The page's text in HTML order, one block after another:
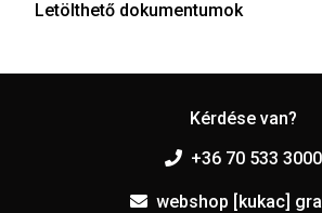
Letölthető dokumentumok
Kérdése van?
+36 70 533 3000
webshop [kukac]